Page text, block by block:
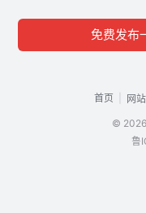
免费发布
首页 网
©
鲁